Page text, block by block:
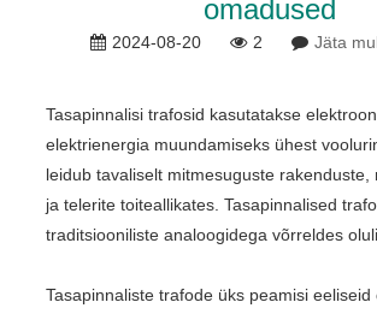
omadused
2024-08-20 2 Jäta
Tasapinnalisi trafosid kasutatakse
elektrienergia muundamiseks ühest
leidub tavaliselt mitmesuguste rakenduste,
ja telerite toiteallikates. Tasapinnalised
traditsiooniliste analoogidega võrreldes
Tasapinnaliste trafode üks peamisi eeliseid